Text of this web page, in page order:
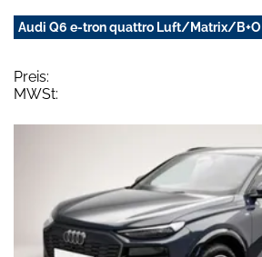
Audi Q6 e-tron quattro Luft/Matrix/B+O
Preis:
MWSt: